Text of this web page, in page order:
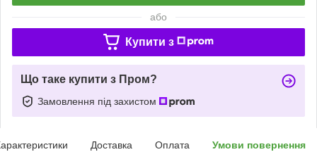
або
Купити з
Що таке купити з Пром?
Замовлення під захистом
Доставка Оплата Умови повернення